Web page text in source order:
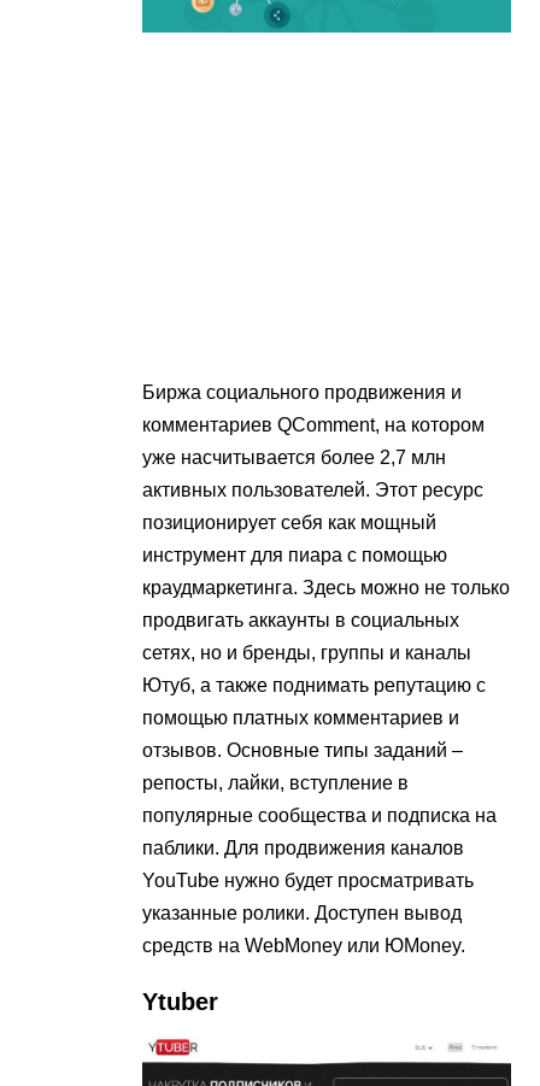
Биржа социального продвижения и
комментариев QComment, на котором
уже насчитывается более 2,7 млн
активных пользователей. Этот ресурс
позиционирует себя как мощный
инструмент для пиара с помощью
краудмаркетинга. Здесь можно не только
продвигать аккаунты в социальных
сетях, но и бренды, группы и каналы
Ютуб, а также поднимать репутацию с
помощью платных комментариев и
отзывов. Основные типы заданий –
репосты, лайки, вступление в
популярные сообщества и подписка на
паблики. Для продвижения каналов
YouTube нужно будет просматривать
указанные ролики. Доступен вывод
средств на WebMoney или ЮMoney.
Ytuber